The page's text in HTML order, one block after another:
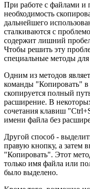
При работе с файлами и
необходимость
дальнейшего
сталкиваются с
содержит лишний
Чтобы решить эту
специальные методы
Одним из методов
команды "Копировать"
скопируется полный
расширение. В
сочетания клавиш
имени файла без
Другой способ -
правую кнопку, а затем
"Копировать". Этот
только имя файла или
было выделено.